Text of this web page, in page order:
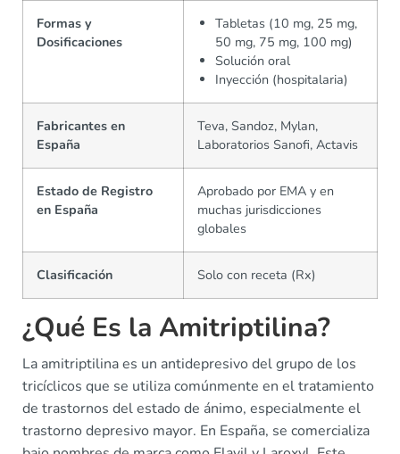
Formas y
Dosificaciones
Tabletas (10 mg, 25 mg,
50 mg, 75 mg, 100 mg)
Solución oral
Inyección (hospitalaria)
Fabricantes en
España
Teva, Sandoz, Mylan,
Laboratorios Sanofi, Actavis
Estado de Registro
en España
Aprobado por EMA y en
muchas jurisdicciones
globales
Clasificación Solo con receta (Rx)
¿Qué Es la Amitriptilina?
La amitriptilina es un antidepresivo del grupo de los
tricíclicos que se utiliza comúnmente en el tratamiento
de trastornos del estado de ánimo, especialmente el
trastorno depresivo mayor. En España, se comercializa